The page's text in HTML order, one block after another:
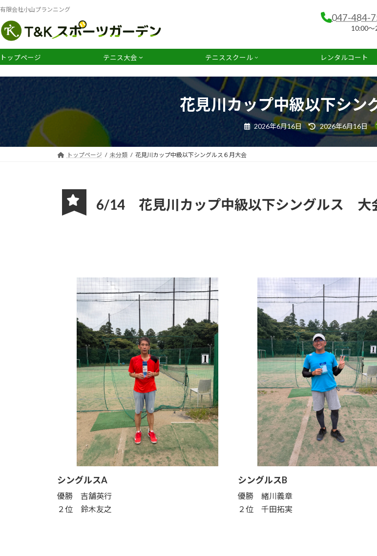
コ
テ
ン
ツ
へ
ス
キ
ッ
ナ
ゲ
ー
シ
ョ
ン
に
移
有限会社小山プランニング
047-484-
10:00～
トップページ テニス大会 テニススクール レンタルコート
花見川カップ中級以下シン
2026年6月16日
最
終
更
新
日
2026年6月16日
トップページ 未分類 花見川カップ中級以下シングルス６月大会
6/14 花見川カップ中級以下シングルス 大
シングルスA
優勝 吉舗英行
２位 鈴木友之
シングルスB
優勝 緒川義章
２位 千田拓実